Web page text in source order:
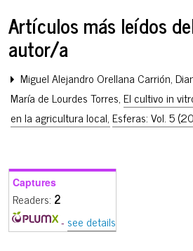
Artículos más leídos
autor/a
Miguel Alejandro Orellana Carrión,
María de Lourdes Torres,El cultivo in
en la agricultura local,Esferas: Vol. 5
Captures
Readers: 2
- see details